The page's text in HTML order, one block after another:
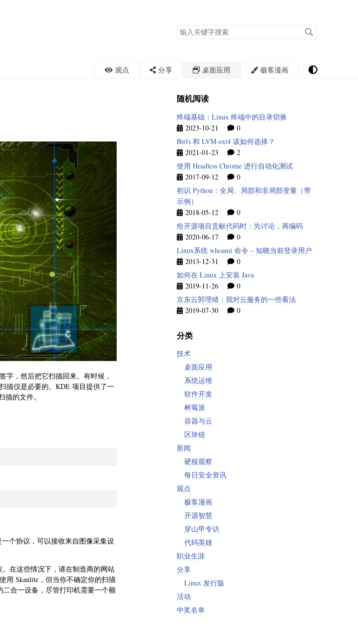
搜
索
观点 分享 桌面应用 极客漫画
字，然后把它扫描回来。有时候，
描仪是必要的。KDE 项目提供了一
的文件。
个协议，可以接收来自图像采集设
在这些情况下，请在制造商的网站
用 Skanlite，但当你不确定你的扫描
合一设备，尽管打印机需要一个额
随机阅读
终端基础：Linux 终端中的目录切换
2023-10-21
0
Btrfs 和 LVM-ext4 该如何选择？
2021-01-23
2
使用 Headless Chrome 进行自动化测试
2017-09-12
0
初识 Python：全局、局部和非局部变量（带
示例）
2018-05-12
0
给开源项目贡献代码时：先讨论，再编码
2020-06-17
0
Linux系统 whoami 命令 – 知晓当前登录用户
2013-12-31
0
如何在 Linux 上安装 Java
2019-11-26
0
京东云郭理靖：我对云服务的一些看法
2019-07-30
0
分类
技术
桌面应用
系统运维
软件开发
树莓派
容器与云
区块链
新闻
硬核观察
每日安全资讯
观点
极客漫画
开源智慧
穿山甲专访
代码英雄
职业生涯
分享
Linux 发行版
活动
中奖名单